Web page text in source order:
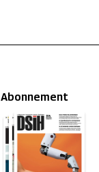
Abonnement